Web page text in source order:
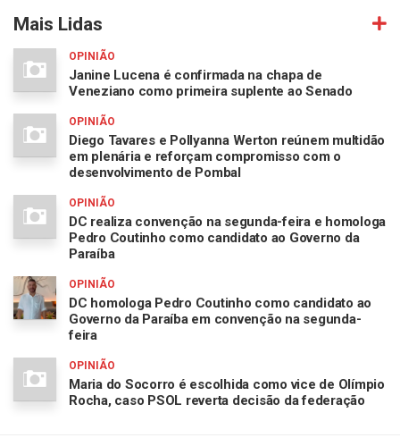
Mais Lidas
OPINIÃO
Janine Lucena é confirmada na chapa de
Veneziano como primeira suplente ao Senado
OPINIÃO
Diego Tavares e Pollyanna Werton reúnem multidão
em plenária e reforçam compromisso com o
desenvolvimento de Pombal
OPINIÃO
DC realiza convenção na segunda-feira e homologa
Pedro Coutinho como candidato ao Governo da
Paraíba
OPINIÃO
DC homologa Pedro Coutinho como candidato ao
Governo da Paraíba em convenção na segunda-
feira
OPINIÃO
Maria do Socorro é escolhida como vice de Olímpio
Rocha, caso PSOL reverta decisão da federação